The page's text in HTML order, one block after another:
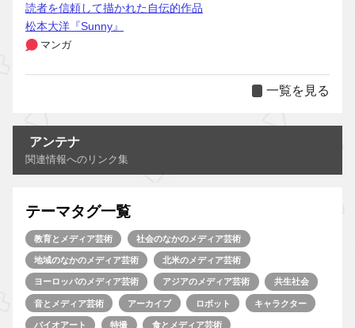
読者を信頼して描かれた自伝的作品
松本大洋『Sunny』
マンガ
一覧を見る
アンテナ
関連情報へのリンク集
テーマタグ一覧
教育とメディア芸術 社会のなかのメディア芸術
地域のなかのメディア芸術 北米のメディア芸術
ヨーロッパのメディア芸術 アジアのメディア芸術 共生社会
音とメディア芸術 アーカイブ ロボット キャラクター
バイオアート 特撮 食とメディア芸術